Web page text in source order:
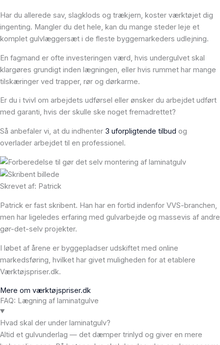
Har du allerede sav, slagklods og trækjern, koster værktøjet dig
ingenting. Mangler du det hele, kan du mange steder leje et
komplet gulvlæggersæt i de fleste byggemarkeders udlejning.
En fagmand er ofte investeringen værd, hvis undergulvet skal
klargøres grundigt inden lægningen, eller hvis rummet har mange
tilskæringer ved trapper, rør og dørkarme.
Er du i tvivl om arbejdets udførsel eller ønsker du arbejdet udført
med garanti, hvis der skulle ske noget fremadrettet?
Så anbefaler vi, at du indhenter 3 uforpligtende tilbud og
overlader arbejdet til en professionel.
Skrevet af: Patrick
Patrick er fast skribent. Han har en fortid indenfor VVS-branchen,
men har ligeledes erfaring med gulvarbejde og massevis af andre
gør-det-selv projekter.
I løbet af årene er byggepladser udskiftet med online
markedsføring, hvilket har givet muligheden for at etablere
Værktøjspriser.dk.
Mere om værktøjspriser.dk
FAQ: Lægning af laminatgulve
Hvad skal der under laminatgulv?
Altid et gulvunderlag — det dæmper trinlyd og giver en mere